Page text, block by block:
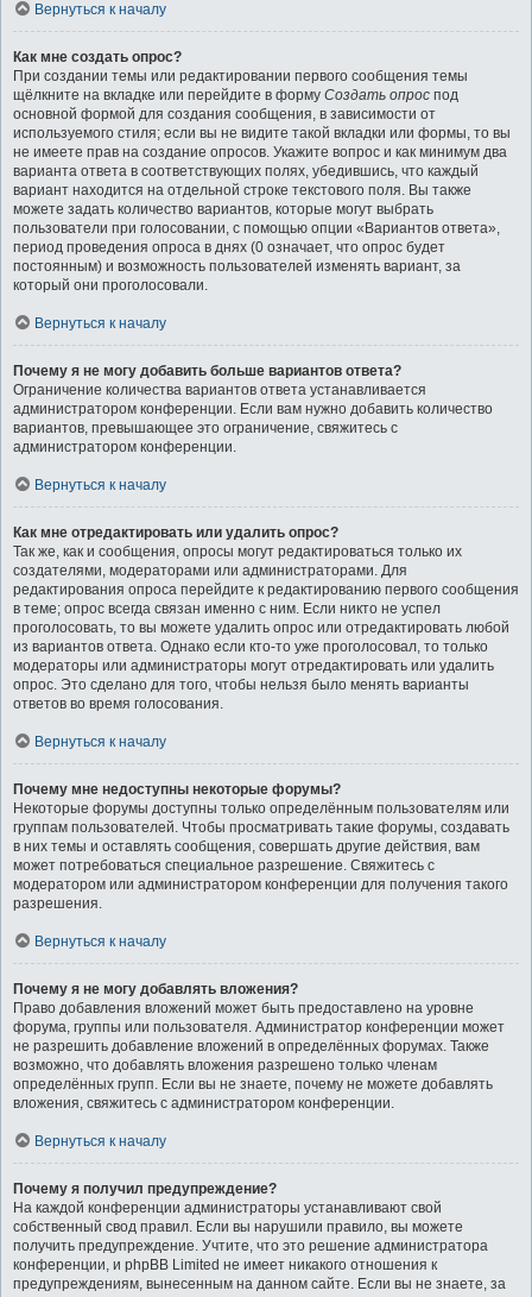
Вернуться к началу
Как мне создать опрос?
При создании темы или редактировании первого сообщения темы
щёлкните на вкладке или перейдите в форму Создать опрос под
основной формой для создания сообщения, в зависимости от
используемого стиля; если вы не видите такой вкладки или формы, то вы
не имеете прав на создание опросов. Укажите вопрос и как минимум два
варианта ответа в соответствующих полях, убедившись, что каждый
вариант находится на отдельной строке текстового поля. Вы также
можете задать количество вариантов, которые могут выбрать
пользователи при голосовании, с помощью опции «Вариантов ответа»,
период проведения опроса в днях (0 означает, что опрос будет
постоянным) и возможность пользователей изменять вариант, за
который они проголосовали.
Вернуться к началу
Почему я не могу добавить больше вариантов ответа?
Ограничение количества вариантов ответа устанавливается
администратором конференции. Если вам нужно добавить количество
вариантов, превышающее это ограничение, свяжитесь с
администратором конференции.
Вернуться к началу
Как мне отредактировать или удалить опрос?
Так же, как и сообщения, опросы могут редактироваться только их
создателями, модераторами или администраторами. Для
редактирования опроса перейдите к редактированию первого сообщения
в теме; опрос всегда связан именно с ним. Если никто не успел
проголосовать, то вы можете удалить опрос или отредактировать любой
из вариантов ответа. Однако если кто-то уже проголосовал, то только
модераторы или администраторы могут отредактировать или удалить
опрос. Это сделано для того, чтобы нельзя было менять варианты
ответов во время голосования.
Вернуться к началу
Почему мне недоступны некоторые форумы?
Некоторые форумы доступны только определённым пользователям или
группам пользователей. Чтобы просматривать такие форумы, создавать
в них темы и оставлять сообщения, совершать другие действия, вам
может потребоваться специальное разрешение. Свяжитесь с
модератором или администратором конференции для получения такого
разрешения.
Вернуться к началу
Почему я не могу добавлять вложения?
Право добавления вложений может быть предоставлено на уровне
форума, группы или пользователя. Администратор конференции может
не разрешить добавление вложений в определённых форумах. Также
возможно, что добавлять вложения разрешено только членам
определённых групп. Если вы не знаете, почему не можете добавлять
вложения, свяжитесь с администратором конференции.
Вернуться к началу
Почему я получил предупреждение?
На каждой конференции администраторы устанавливают свой
собственный свод правил. Если вы нарушили правило, вы можете
получить предупреждение. Учтите, что это решение администратора
конференции, и phpBB Limited не имеет никакого отношения к
предупреждениям, вынесенным на данном сайте. Если вы не знаете, за